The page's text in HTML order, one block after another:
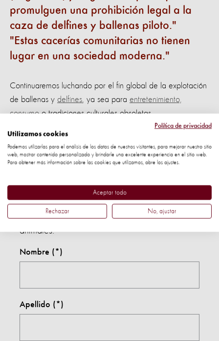
promulguen una prohibición legal a la
caza de delfines y ballenas piloto.
Estas cacerías comunitarias no tienen
lugar en una sociedad moderna.
Continuaremos luchando por el fin global de la explotación
de ballenas y delfines , ya sea para entretenimiento,
consumoo tradiciones culturales obsoletas.
Únete a nuestro movimiento
Entérate sobre nuestro trabajo y las acciones
vitales que puedes tomar para proteger a los
animales.
Nombre
Apellido
Política de privacidad
Utilizamos cookies
Podemos utilizarlas para el análisis de los datos de nuestros visitantes, para mejorar nuestro sitio
web, mostrar contenido personalizado y brindarle una excelente experiencia en el sitio web.
Para obtener más información sobre las cookies que utilizamos, abre los ajustes.
Aceptar todo
Rechazar No, ajustar